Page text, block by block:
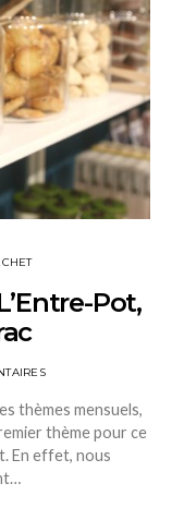
Pot,
thèmes mensuels,
thème pour ce
En effet, nous